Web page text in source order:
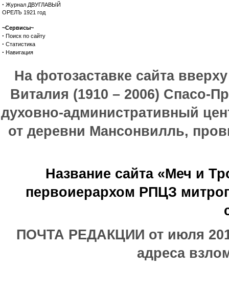
· Журнал ДВУГЛАВЫЙ
ОРЕЛЪ 1921 год
~Сервисы~
· Поиск по сайту
· Статистика
· Навигация
На фотозаставке сайта
Виталия (1910 – 2006) Спасо-
духовно-административный
от деревни Мансонвилль,
Название сайта «Меч и
первоиерархом РПЦЗ
ПОЧТА РЕДАКЦИИ от июля
адреса